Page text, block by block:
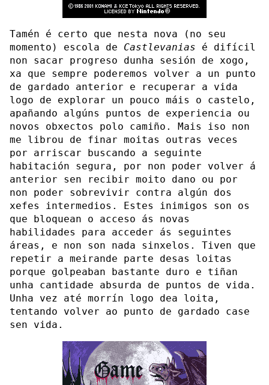
Tamén é certo que nesta nova (no seu
momento) escola de Castlevanias é difícil
non sacar progreso dunha sesión de xogo,
xa que sempre poderemos volver a un punto
de gardado anterior e recuperar a vida
logo de explorar un pouco máis o castelo,
apañando algúns puntos de experiencia ou
novos obxectos polo camiño. Mais iso non
me librou de finar moitas outras veces
por arriscar buscando a seguinte
habitación segura, por non poder volver á
anterior sen recibir moito dano ou por
non poder sobrevivir contra algún dos
xefes intermedios. Estes inimigos son os
que bloquean o acceso ás novas
habilidades para acceder ás seguintes
áreas, e non son nada sinxelos. Tiven que
repetir a meirande parte desas loitas
porque golpeaban bastante duro e tiñan
unha cantidade absurda de puntos de vida.
Unha vez até morrín logo dea loita,
tentando volver ao punto de gardado case
sen vida.